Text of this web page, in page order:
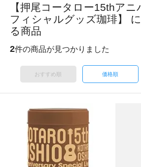
【押尾コータロー15thア
フィシャルグッズ珈琲】
る商品
2件の商品が見つかりました
おすすめ順 価格順